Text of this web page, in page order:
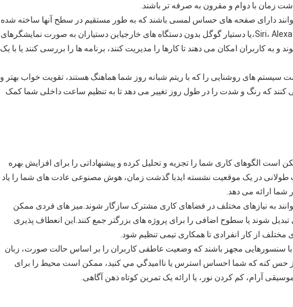
زمان با دوام و مقرون به صرفه تر باشند.
دارای صفحه های حساس لمسی باشند که به طور مستقیم در سطح آنها ساخته شده
اند، به کاربران اجازه می دهد با دستیاران مجازی مانند Siri، Alexa،یا دستیار گوگل بدون دستگاه های خارجیاین دستیاران به صورت نمایشگرهای
کاربران امکان می دهند تا کارها را مدیریت کنند، برنامه ها را بررسی کنند یا با یک
سیستم های روشنایی را که با ریتم شبانه روز شما هماهنگ هستند، تقویت خواب بهتر و
می کنند که رنگ و شدت را در طول روز تغییر می دهد تا به تنظیم ساعت داخلی شما کمک
الگوهای کاری شما را تجزیه و تحلیل کرده و پیشنهاداتی را برای افزایش بهره
طولانی در یک موقعیت نشسته ایدبا گذشت زمان، هوش مصنوعی عادت های شما را یاد
شما ارائه می دهد.
به نیازهای مختلف در فضاهای کاری مشترک سازگار شوند.میز های فردی ممکن
شوند یا سطوح اضافی را برای پروژه های بزرگتر جمع کنند.این انعطاف پذیری
از کار انفرادی تا همکاری تیمی تنظیم شود.
با سنسورهایی مجهز باشند که وضعیت عاطفی کاربران را بر اساس حالت صورت، زبان
حس کنه که شما احساس استرس يا نااميدگي مي کنيد، ممکن است محیط را برای
آرام، کم کردن نور، یا ارائه یک تمرین کوتاه ذهن آگاهی.